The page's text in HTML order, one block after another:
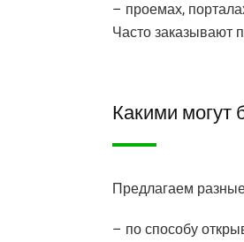
– проемах,
Часто заказывают
Какими могут
Предлагаем
– по способу